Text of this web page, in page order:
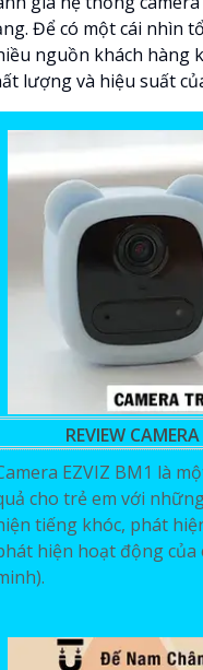
Để có một cái nhìn
nguồn khách hàng
lượng và hiệu suất
REVIEW
EZVIZ BM1 là
cho trẻ em với
tiếng khóc, phát
hiện hoạt động